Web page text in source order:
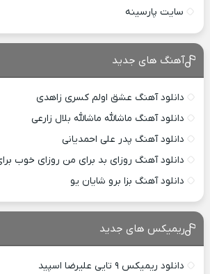
سایت پارسینه
آهنگ های جدید
دانلود آهنگ عشق اولم کسری زاهدی
دانلود آهنگ ماشالله ماشالله بلال زارعی
دانلود آهنگ پدر علی احمدیانی
دانلود آهنگ روزای بد برای من روزای خوب
دانلود آهنگ بزا برو شایان یو
ریمیکس های جدید
دانلود ریمیکس ۹ تایی علیرضا اسپید